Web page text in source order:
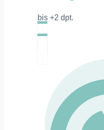
bis +2 dpt.